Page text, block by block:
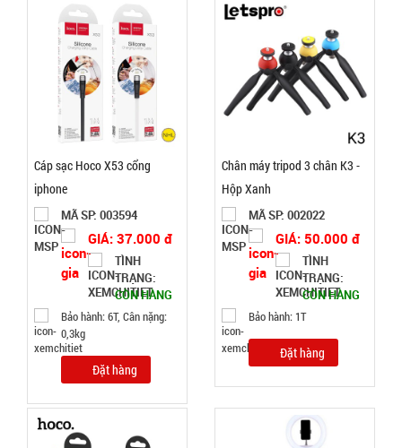
Bộ kềm cắt
móng 12
món ( T150
MÃ
003000
GIÁ:
26.500 đ
TRẠNG:
Cáp sạc Hoco X53 cổng
iphone
MÃ SP: 003594
GIÁ: 37.000 đ
TÌNH
TRẠNG:
CÒN HÀNG
Bảo hành: 6T, Cân nặng:
0,3kg
Đặt hàng
Chân máy tripod 3 chân K3 -
Hộp Xanh
MÃ SP: 002022
GIÁ: 50.000 đ
TÌNH
TRẠNG:
CÒN HÀNG
Bảo hành: 1T
Đặt hàng